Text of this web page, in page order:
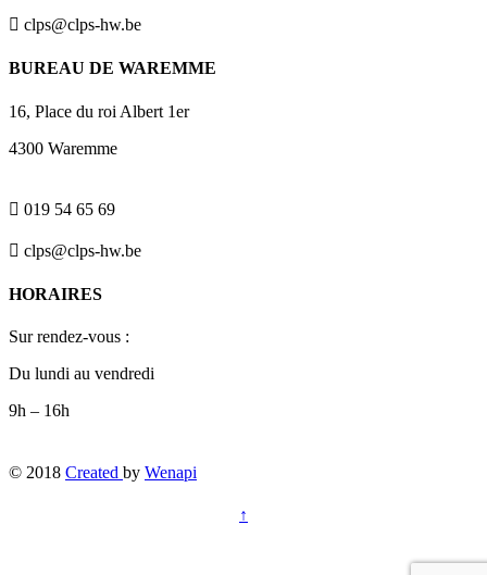
 clps@clps-hw.be
BUREAU DE WAREMME
16, Place du roi Albert 1er
4300 Waremme
 019 54 65 69
 clps@clps-hw.be
HORAIRES
Sur rendez-vous :
Du lundi au vendredi
9h – 16h
© 2018 Created by Wenapi
↑